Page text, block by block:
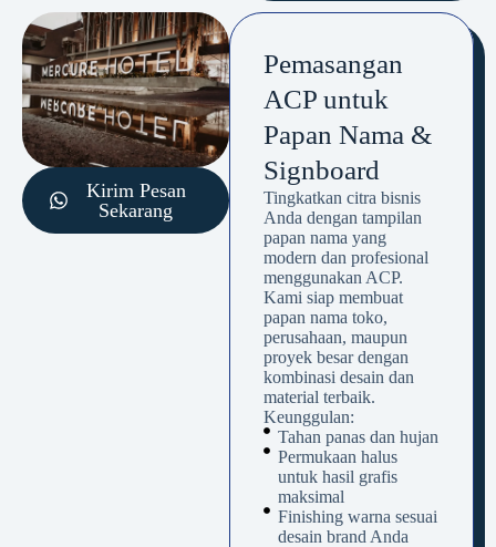
Kirim Pesan
Sekarang
Pemasangan
ACP untuk
Papan Nama &
Signboard
Tingkatkan citra bisnis
Anda dengan tampilan
papan nama yang
modern dan profesional
menggunakan ACP.
Kami siap membuat
papan nama toko,
perusahaan, maupun
proyek besar dengan
kombinasi desain dan
material terbaik.
Keunggulan:
Tahan panas dan hujan
Permukaan halus
untuk hasil grafis
maksimal
Finishing warna sesuai
desain brand Anda